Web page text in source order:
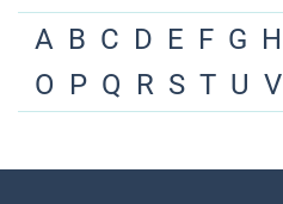
A B C D E F G H
O P Q R S T U V